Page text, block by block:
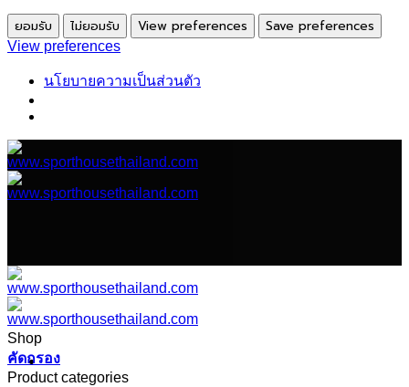
ยอมรับ ไม่ยอมรับ View preferences Save preferences
View preferences
นโยบายความเป็นส่วนตัว
ข้าม
ไป
ยัง
Shop
คัดกรอง
Product categories